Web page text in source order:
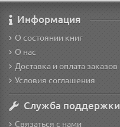
Информация
О состоянии книг
О нас
Доставка и оплата заказов
Условия соглашения
Служба поддержки
Связаться с нами